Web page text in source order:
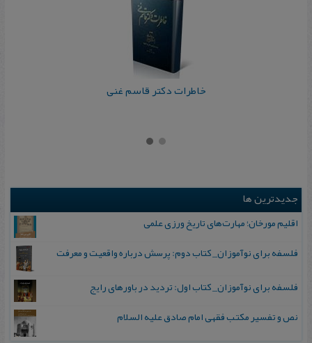
خاطرات‌ دکتر قاسم‌ غنی
جدیدترین ها
اقلیم مورخان؛ مهارت‌های تاریخ ورزی علمی
فلسفه برای نوآموزان_ کتاب دوم: پرسش درباره واقعیت و معرفت
فلسفه برای نوآموزان_ کتاب اول: تردید در باورهای رایج
نص و تفسیر مکتب فقهی امام صادق علیه السلام